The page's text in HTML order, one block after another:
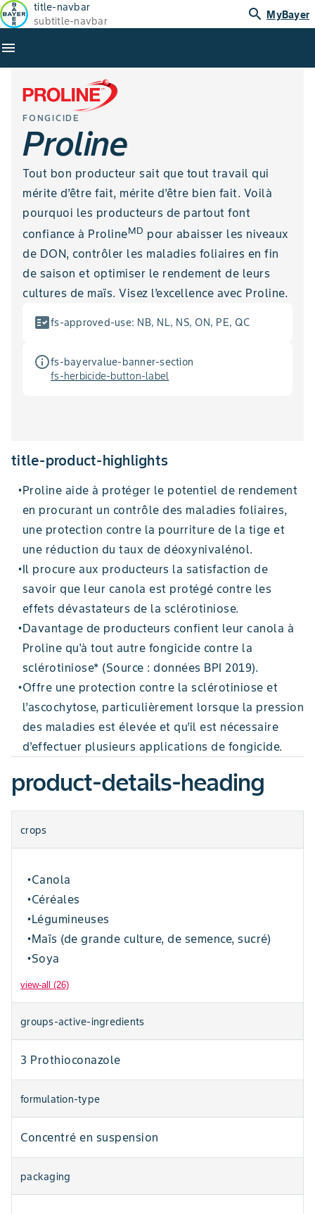
title-navbar
subtitle-navbar
search MyBayer
menu
FONGICIDE
Proline
Tout bon producteur sait que tout travail qui
mérite d’être fait, mérite d’être bien fait. Voilà
pourquoi les producteurs de partout font
confiance à ProlineMD pour abaisser les niveaux
de DON, contrôler les maladies foliaires en fin
de saison et optimiser le rendement de leurs
cultures de maïs. Visez l’excellence avec Proline.
fact_checkfs-approved-use: NB, NL, NS, ON, PE, QC
info_outlinefs-bayervalue-banner-section
fs-herbicide-button-label
title-product-highlights
•Proline aide à protéger le potentiel de rendement
en procurant un contrôle des maladies foliaires,
une protection contre la pourriture de la tige et
une réduction du taux de déoxynivalénol.
•Il procure aux producteurs la satisfaction de
savoir que leur canola est protégé contre les
effets dévastateurs de la sclérotiniose.
•Davantage de producteurs confient leur canola à
Proline qu'à tout autre fongicide contre la
sclérotiniose* (Source : données BPI 2019).
•Offre une protection contre la sclérotiniose et
l’ascochytose, particulièrement lorsque la pression
des maladies est élevée et qu’il est nécessaire
d’effectuer plusieurs applications de fongicide.
product-details-heading
crops
•Canola
•Céréales
•Légumineuses
•Maïs (de grande culture, de semence, sucré)
•Soya
view-all (26)
groups-active-ingredients
3 Prothioconazole
formulation-type
Concentré en suspension
packaging